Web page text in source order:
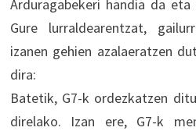
Arduragabekeri handia da
Gure lurraldearentzat,
izanen gehien azalaeratzen
dira:
Batetik, G7-k ordezkatzen
direlako. Izan ere, G7-k